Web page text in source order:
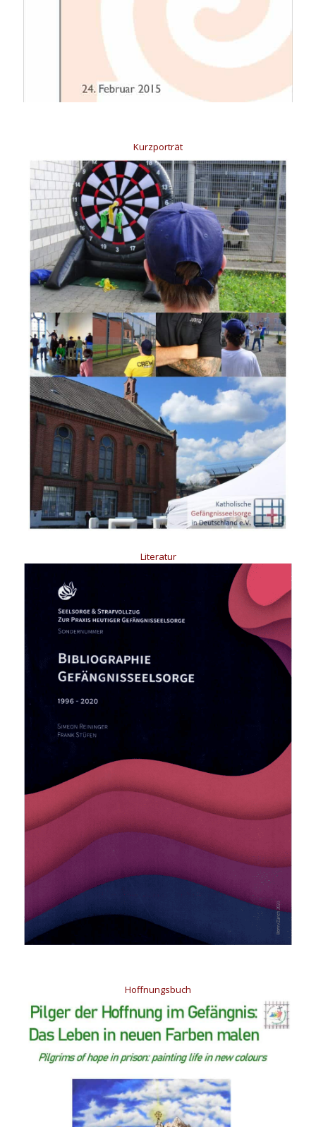
Kurzporträt
Literatur
Hoffnungsbuch